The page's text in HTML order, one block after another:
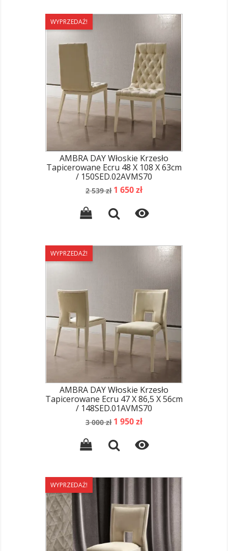
WYPRZEDAŻ!
AMBRA DAY Włoskie Krzesło
Tapicerowane Ecru 48 X 108 X 63cm
/ 150SED.02AVMS70
Cena
2 539 zł Cena
1 650 zł

WYPRZEDAŻ!
AMBRA DAY Włoskie Krzesło
Tapicerowane Ecru 47 X 86,5 X 56cm
/ 148SED.01AVMS70
Cena
3 000 zł Cena
1 950 zł

WYPRZEDAŻ!